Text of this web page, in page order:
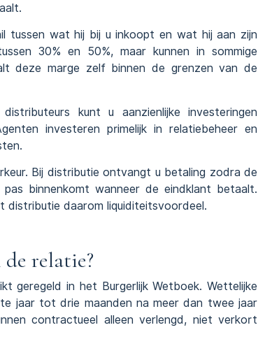
tussen wat hij bij u inkoopt en wat hij aan zijn
30% en 50%, maar kunnen in sommige
deze marge zelf binnen de grenzen van de
kunt u aanzienlijke investeringen
investeren primelijk in relatiebeheer en
Bij distributie ontvangt u betaling zodra de
binnenkomt wanneer de eindklant betaalt.
distributie daarom liquiditeitsvoordeel.
relatie?
geregeld in het Burgerlijk Wetboek. Wettelijke
jaar tot drie maanden na meer dan twee jaar
contractueel alleen verlengd, niet verkort